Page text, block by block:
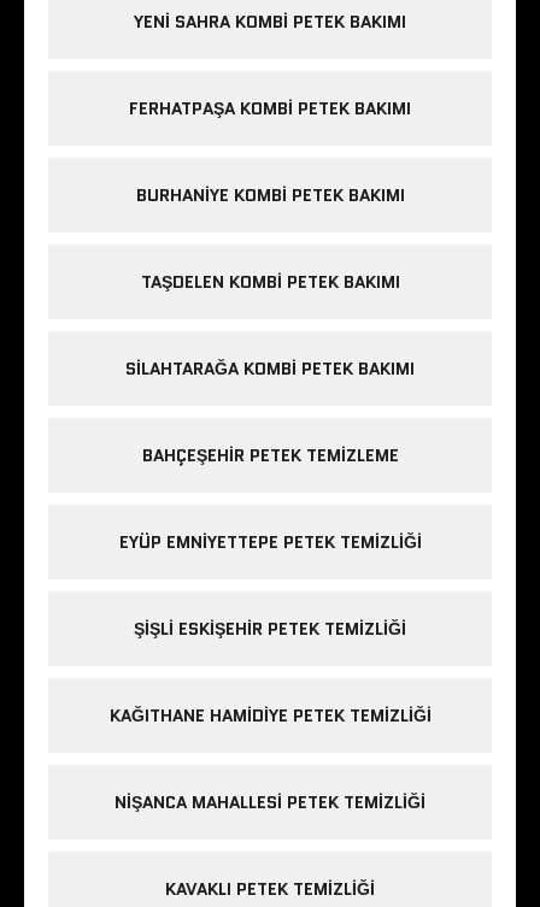
YENI SAHRA KOMBI PETEK BAKIMI
FERHATPAŞA KOMBI PETEK BAKIMI
BURHANIYE KOMBI PETEK BAKIMI
TAŞDELEN KOMBI PETEK BAKIMI
SILAHTARAĞA KOMBI PETEK BAKIMI
BAHÇEŞEHIR PETEK TEMIZLEME
EYÜP EMNIYETTEPE PETEK TEMIZLIĞI
ŞIŞLI ESKIŞEHIR PETEK TEMIZLIĞI
KAĞITHANE HAMIDIYE PETEK TEMIZLIĞI
NIŞANCA MAHALLESI PETEK TEMIZLIĞI
KAVAKLI PETEK TEMIZLIĞI